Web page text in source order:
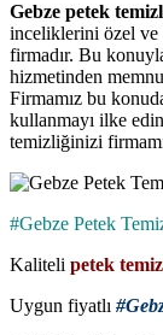
Gebze petek
inceliklerini özel ve
firmadır. Bu
hizmetinden
Firmamız bu
kullanmayı ilke
temizliğinizi
#Gebze Petek
Kaliteli petek
Uygun fiyatlı